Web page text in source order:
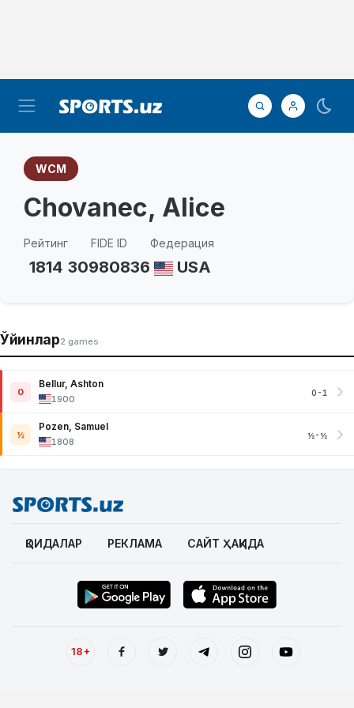
WCM
Chovanec, Alice
Рейтинг
1814
FIDE ID
30980836
Федерация
USA
Ўйинлар2 games
0
Bellur, Ashton
1900
0-1
½
Pozen, Samuel
1808
½-½
ҚОИДАЛАР РЕКЛАМА САЙТ ҲАҚИДА
18+